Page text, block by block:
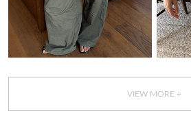
VIEW MORE +